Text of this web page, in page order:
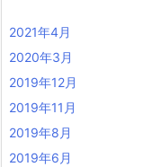
2021年4月
2020年3月
2019年12月
2019年11月
2019年8月
2019年6月